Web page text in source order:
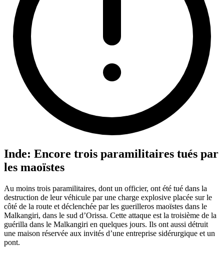
Inde: Encore trois paramilitaires tués par
les maoïstes
Au moins trois paramilitaires, dont un officier, ont été tué dans la
destruction de leur véhicule par une charge explosive placée sur le
côté de la route et déclenchée par les guerilleros maoïstes dans le
Malkangiri, dans le sud d’Orissa. Cette attaque est la troisième de la
guérilla dans le Malkangiri en quelques jours. Ils ont aussi détruit
une maison réservée aux invités d’une entreprise sidérurgique et un
pont.